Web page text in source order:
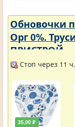
Обновочки
Орг 0%.
ПРИСТРОЙ.
Стоп через 11
35,00 ₽